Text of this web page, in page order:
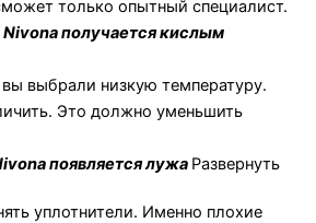
только опытный специалист.
получается кислым
выбрали низкую температуру.
Это должно уменьшить
появляется лужа Развернуть
уплотнители. Именно плохие